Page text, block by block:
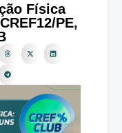
Física
PE,